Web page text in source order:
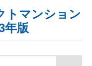
トマンション
年版